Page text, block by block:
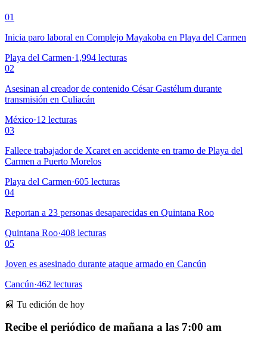
01
Inicia paro laboral en Complejo Mayakoba en Playa del Carmen
Playa del Carmen·1,994 lecturas
02
Asesinan al creador de contenido César Gastélum durante
transmisión en Culiacán
México·12 lecturas
03
Fallece trabajador de Xcaret en accidente en tramo de Playa del
Carmen a Puerto Morelos
Playa del Carmen·605 lecturas
04
Reportan a 23 personas desaparecidas en Quintana Roo
Quintana Roo·408 lecturas
05
Joven es asesinado durante ataque armado en Cancún
Cancún·462 lecturas
📰 Tu edición de hoy
Recibe el periódico de mañana a las 7:00 am